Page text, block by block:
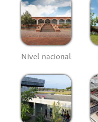
Nivel nacional